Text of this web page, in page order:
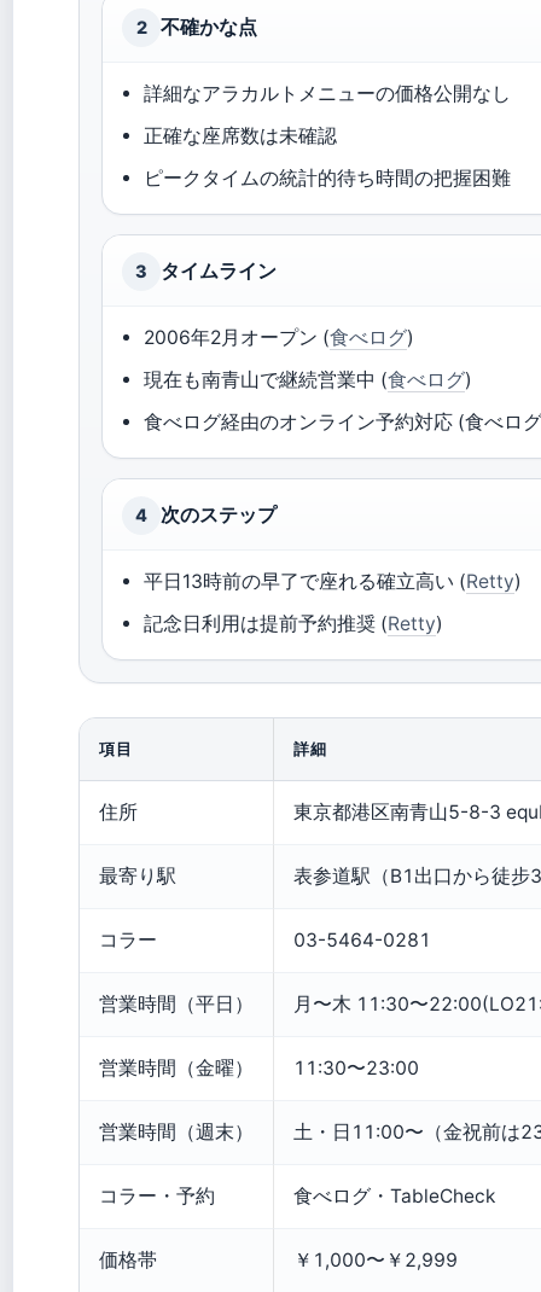
2 不確かな点
詳細なアラカルトメニューの価格公開なし
正確な座席数は未確認
ピークタイムの統計的待ち時間の把握困難
3 タイムライン
2006年2月オープン (食べログ)
現在も南青山で継続営業中 (食べログ)
食べログ経由のオンライン予約対応 (食べロ
4 次のステップ
平日13時前の早了で座れる確立高い (Retty)
記念日利用は提前予約推奨 (Retty)
項目 詳細
住所 東京都港区南青山5-8-3
最寄り駅 表参道駅（B1出口から徒步
コラー 03-5464-0281
営業時間（平日） 月〜木 11:30〜
営業時間（金曜） 11:30〜23:00
営業時間（週末） 土・日11:00〜（金祝前は
コラー・予約 食べログ・TableCheck
価格帯 ￥1,000〜￥2,999